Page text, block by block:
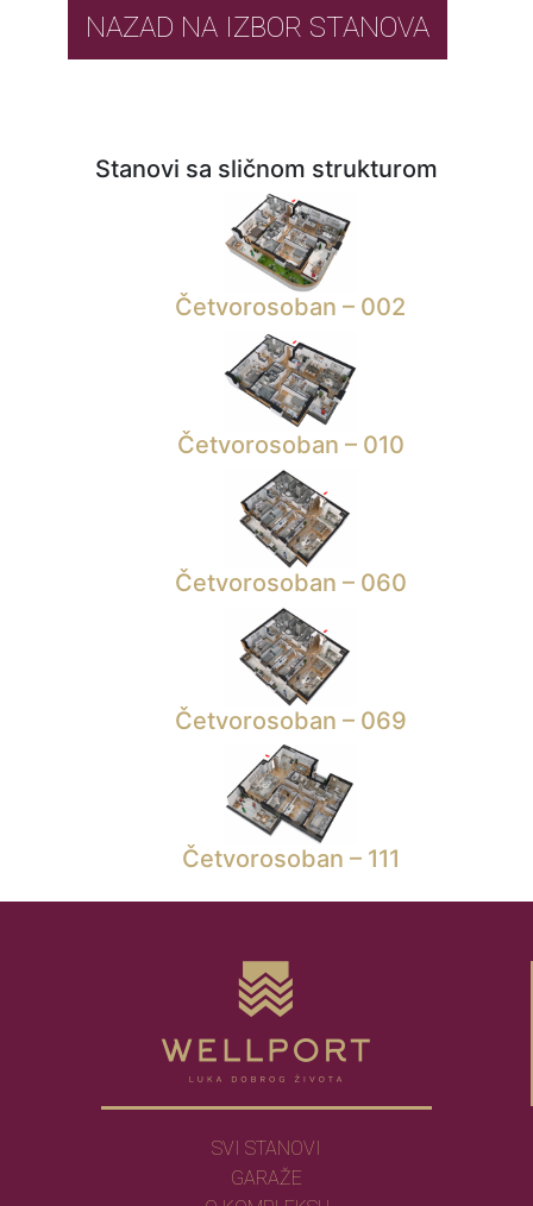
NAZAD NA IZBOR STANOVA
Stanovi sa sličnom strukturom
Četvorosoban – 002
Četvorosoban – 010
Četvorosoban – 060
Četvorosoban – 069
Četvorosoban – 111
SVI STANOVI
GARAŽE